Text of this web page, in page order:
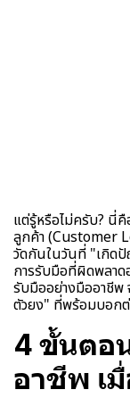
แต่รู้หรือไม่ครับ? นี่
ลูกค้า (Customer
วัดกันในวันที่ "เกิด
การรับมือที่ผิดพลาด
รับมืออย่างมืออาชีพ
ตัวยง" ที่พร้อมบอก
4 ขั้นตอ
อาชีพ เ